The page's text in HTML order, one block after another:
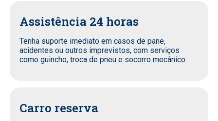
Assistência 24 horas
Tenha suporte imediato em casos de pane,
acidentes ou outros imprevistos, com serviços
como guincho, troca de pneu e socorro mecânico.
Carro reserva